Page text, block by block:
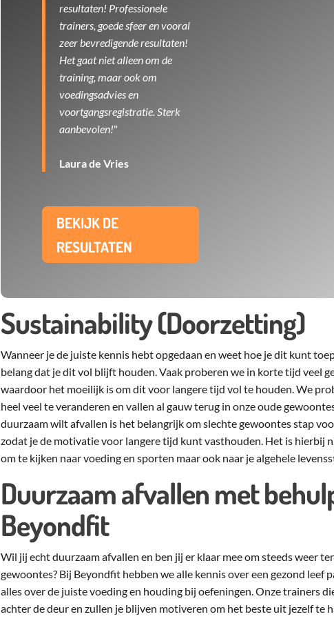
resultaten! Professionele
trainers, goede sfeer en vooral
zeer bevredigende resultaten!
Het gaat niet alleen om de
training, maar ook om
voedingsadvies en
voortgangsregistratie. Sterk
aanbevolen!"
Laura de Vries
BEKIJK DE
RESULTATEN
Sustainability (Doorzetting)
Wanneer je de juiste kennis hebt opgedaan en weet hoe je dit kunt
belang dat je dit vol blijft houden. Vaak proberen we in korte tijd veel
waardoor het moeilijk is om dit voor langere tijd vol te houden. We
heel veel te veranderen en vallen al gauw terug in onze oude
duurzaam wilt afvallen is het belangrijk om slechte gewoontes stap
zodat je de motivatie voor langere tijd kunt vasthouden. Het is hierbij
om te kijken naar voeding en sporten maar ook naar je algehele
Duurzaam afvallen met
Beyondfit
Wil jij echt duurzaam afvallen en ben jij er klaar mee om steeds weer
gewoontes? Bij Beyondfit hebben we alle kennis over een gezond leef
alles over de juiste voeding en houding bij oefeningen. Onze trainers
achter de deur en zullen je blijven motiveren om het beste uit jezelf te